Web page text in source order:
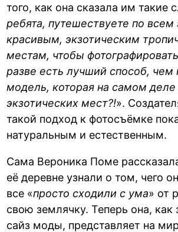
того, как она сказала им такие
ребята, путешествуете по всем
красивым, экзотическим
местам, чтобы
разве есть лучший способ, чем
модель, которая на самом
экзотических мест?!».
такой подход к фотосъёмке
натуральным и естественным.
Сама Вероника Поме
её деревне узнали о том, чего
все «просто сходили с ума» от
свою землячку. Теперь она, как
сайз моды, представляет на